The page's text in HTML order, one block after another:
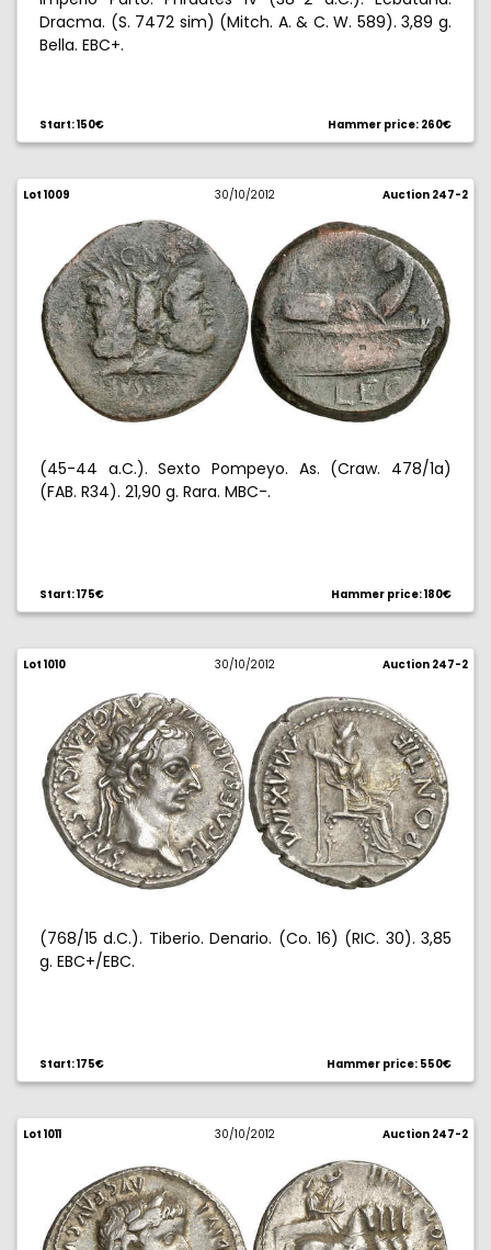
Dracma. (S. 7472 sim) (Mitch. A. & C. W. 589). 3,89 g.
Bella. EBC+.
Start: 150€ Hammer price: 260€
Lot 1009 30/10/2012 Auction 247-2
(45-44 a.C.). Sexto Pompeyo. As. (Craw. 478/1a)
(FAB. R34). 21,90 g. Rara. MBC-.
Start: 175€ Hammer price: 180€
Lot 1010 30/10/2012 Auction 247-2
(768/15 d.C.). Tiberio. Denario. (Co. 16) (RIC. 30). 3,85
g. EBC+/EBC.
Start: 175€ Hammer price: 550€
Lot 1011 30/10/2012 Auction 247-2